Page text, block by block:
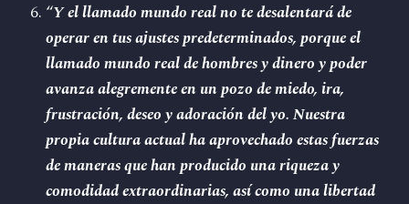
“Y el llamado mundo real no te desalentará de
operar en tus ajustes predeterminados, porque el
llamado mundo real de hombres y dinero y poder
avanza alegremente en un pozo de miedo, ira,
frustración, deseo y adoración del yo. Nuestra
propia cultura actual ha aprovechado estas fuerzas
de maneras que han producido una riqueza y
comodidad extraordinarias, así como una libertad